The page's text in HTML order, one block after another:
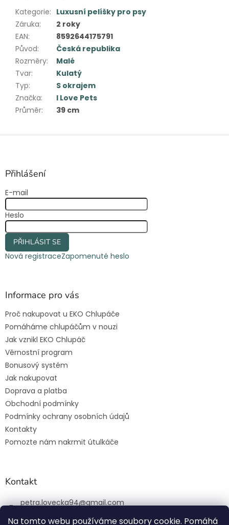
Na tomto webu používáme soubory cookie. Pomáhá
Kategorie: Luxusní pelíšky pro psy
Záruka:
2 roky
EAN:
8592644175791
Původ:
Česká republika
Rozměry:
Malé
Tvar:
Kulatý
Typ:
S okrajem
Značka:
I Love Pets
Průměr: 39 cm
Z
Přihlášení
E-mail
Heslo
PŘIHLÁSIT SE
Nová registraceZapomenuté heslo
Informace pro vás
Proč nakupovat u EKO Chlupáče
Pomáháme chlupáčům v nouzi
Jak vznikl EKO Chlupáč
Věrnostní program
Bonusový systém
Jak nakupovat
Doprava a platba
Obchodní podmínky
Podmínky ochrany osobních údajů
Kontakty
Pomozte nám nakrmit útulkáče
Kontakt
petra.lovecka94@gmail.com
+420 774 131 648